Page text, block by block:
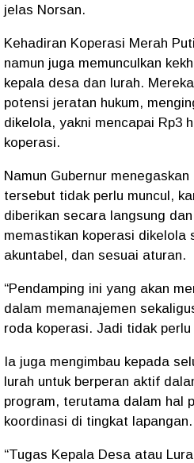
jelas Norsan.
Kehadiran Koperasi Merah
namun juga memunculkan
kepala desa dan lurah.
potensi jeratan hukum,
dikelola, yakni mencapai Rp3
koperasi.
Namun Gubernur
tersebut tidak perlu muncul,
diberikan secara langsung
memastikan koperasi dikelola
akuntabel, dan sesuai aturan.
“Pendamping ini yang akan
dalam memanajemen
roda koperasi. Jadi tidak
Ia juga mengimbau kepada
lurah untuk berperan aktif
program, terutama dalam hal
koordinasi di tingkat lapangan.
“Tugas Kepala Desa atau